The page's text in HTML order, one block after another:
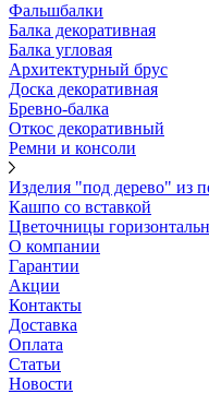
Фальшбалки
Балка декоративная
Балка угловая
Архитектурный брус
Доска декоративная
Бревно-балка
Откос декоративный
Ремни и консоли
Изделия "под дерево" из
Кашпо со вставкой
Цветочницы
О компании
Гарантии
Акции
Контакты
Доставка
Оплата
Статьи
Новости